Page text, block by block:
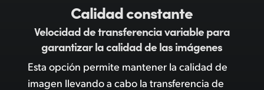
Calidad constante
Velocidad de transferencia variablepara
garantizar la calidad de las imágenes
Esta opción permite mantener la calidad de
imagen llevando a cabo la transferencia de